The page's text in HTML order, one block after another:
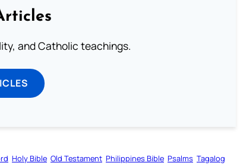
and Catholic teachings.
Holy Bible Old Testament Philippines Bible Psalms Tagalog